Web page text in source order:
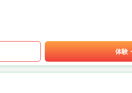
体験